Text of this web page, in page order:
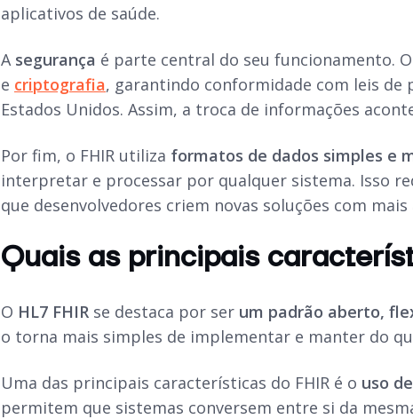
aplicativos de saúde.
A segurança é parte central do seu funcionamento.
e criptografia, garantindo conformidade com leis de
Estados Unidos. Assim, a troca de informações
Por fim, o FHIR utiliza formatos de dados simples e
interpretar e processar por qualquer sistema. Isso
que desenvolvedores criem novas soluções com mais
Quais as principais
O HL7 FHIR se destaca por ser um padrão aberto,
o torna mais simples de implementar e manter do
Uma das principais características do FHIR é o uso
permitem que sistemas conversem entre si da